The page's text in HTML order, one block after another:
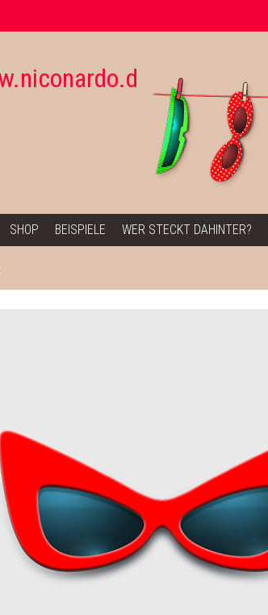
SHOP BEISPIELE WER STECKT DAHINTER?